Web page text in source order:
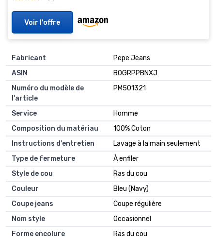
Voir l'offre
Fabricant
Pepe Jeans
ASIN
B0GRPPBNXJ
Numéro du modèle de
l'article
PM501321
Service
Homme
Composition du matériau
100% Coton
Instructions d'entretien
Lavage à la main seulement
Type de fermeture
À enfiler
Style de cou
Ras du cou
Couleur
Bleu (Navy)
Coupe jeans
Coupe régulière
Nom style
Occasionnel
Forme encolure
Ras du cou